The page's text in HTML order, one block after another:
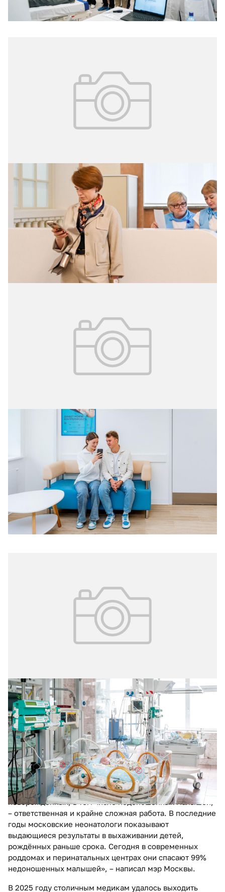
20.04.2026 № 14 (412)
Всё о здоровье в одном разделе
За два года москвичи обратились к разделу «Мои
госпитализации» электронной медкарты (ЭМК) более
27 миллионов раз.
№ 14 (412)
Цифровая модернизация
в поликлиниках
Департамент информационных технологий Москвы
модернизировал сети связи в 64 поликлиниках и 11
центрах женского здоровья.
13.04.2026 № 13 (361)
Помощь самым маленьким
5 апреля в России отмечался День неонатолога –
праздник врачей, которые заботятся о
новорождённых, в том числе о детях, появившихся на
свет раньше срока. В мессенджере MAX специалистов
поздравил мэр Москвы Сергей Собянин.
«Забота о здоровье самых маленьких пациентов –
новорождённых, в том числе недоношенных малышей,
– ответственная и крайне сложная работа. В последние
годы московские неонатологи показывают
выдающиеся результаты в выхаживании детей,
рождённых раньше срока. Сегодня в современных
роддомах и перинатальных центрах они спасают 99%
недоношенных малышей», – написал мэр Москвы.
В 2025 году столичным медикам удалось выходить